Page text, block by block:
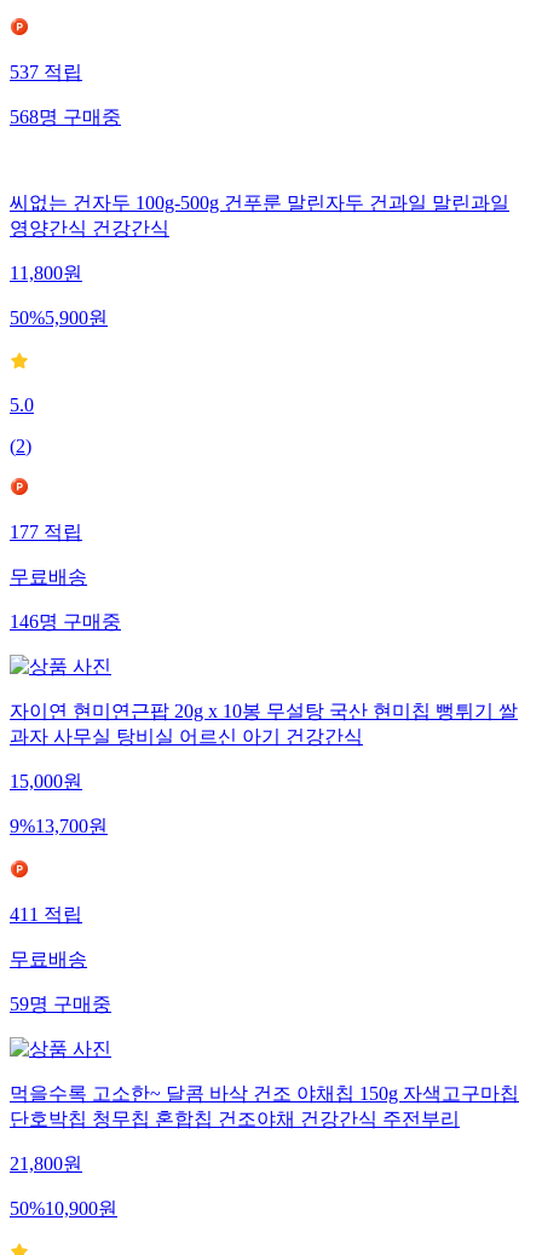
537적립
568명구매중
씨없는 건자두 100g-500g 건푸룬 말린자두 건과일 말린과일
영양간식 건강간식
11,800원
50%5,900원
5.0
(2)
177적립
무료배송
146명구매중
자이연 현미연근팝 20g x 10봉 무설탕 국산 현미칩 뻥튀기 쌀
과자 사무실 탕비실 어르신 아기 건강간식
15,000원
9%13,700원
411적립
무료배송
59명구매중
먹을수록 고소한~ 달콤 바삭 건조 야채칩 150g 자색고구마칩
단호박칩 청무칩 혼합칩 건조야채 건강간식 주전부리
21,800원
50%10,900원